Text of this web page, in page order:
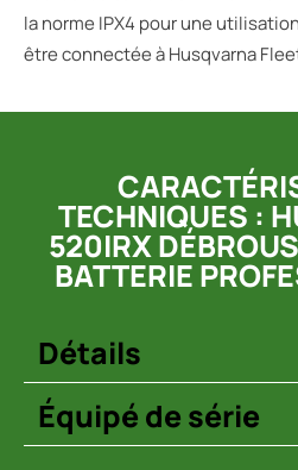
la norme IPX4 pour une
être connectée à Husqvarna
TECHNIQUES :
520IRX
BATTERIE
Détails
Équipé de série